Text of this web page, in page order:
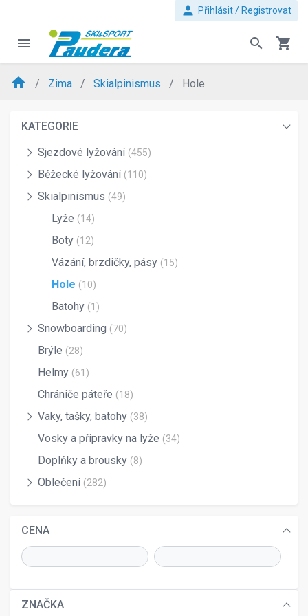
person Přihlásit / Registrovat
menu search shopping_cart
home Zima Skialpinismus Hole
KATEGORIE
Sjezdové lyžování (455)
Běžecké lyžování (110)
Skialpinismus (49)
Lyže (14)
Boty (12)
Vázání, brzdičky, pásy (15)
Hole (10)
Batohy (1)
Snowboarding (70)
Brýle (28)
Helmy (61)
Chrániče páteře (18)
Vaky, tašky, batohy (38)
Vosky a přípravky na lyže (34)
Doplňky a brousky (8)
Oblečení (282)
CENA
ZNAČKA